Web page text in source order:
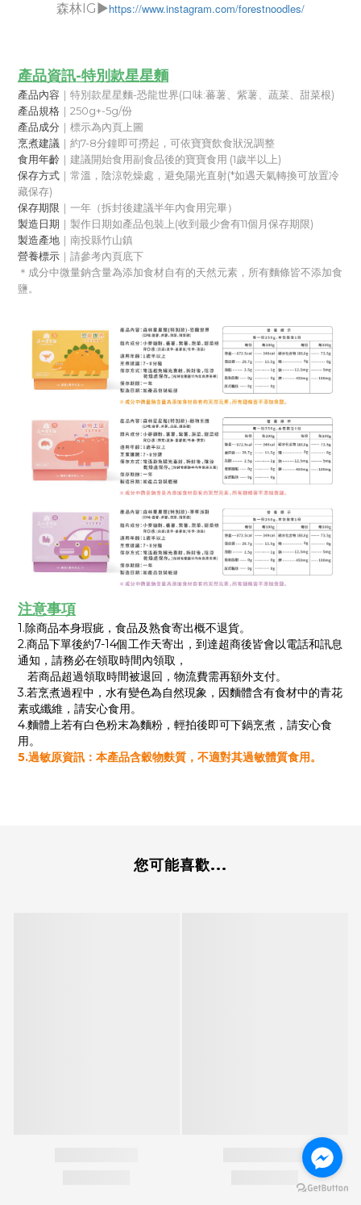
森林IG▶︎https://www.instagram.com/forestnoodles/
產品資訊-特別款星星麵
產品內容 ｜特別款星星麵-恐龍世界(口味:蕃薯、紫薯、蔬菜、甜菜根)
產品規格 ｜250g+-5g/份
產品成分 ｜標示為內頁上圖
烹煮建議 ｜約7-8分鐘即可撈起，可依寶寶飲食狀況調整
食用年齡 ｜建議開始食用副食品後的寶寶食用 (1歲半以上)
保存方式 ｜常溫，陰涼乾燥處，避免陽光直射(*如遇天氣轉換可放置冷
藏保存)
保存期限 ｜一年（拆封後建議半年內食用完畢）
製造日期 ｜製作日期如產品包裝上(收到最少會有11個月保存期限)
製造產地 ｜南投縣竹山鎮
營養標示 ｜請參考內頁底下
＊成分中微量鈉含量為添加食材自有的天然元素，所有麵條皆不添加食
鹽。
注意事項
1.除商品本身瑕疵，食品及熟食寄出概不退貨。
2.商品下單後約7-14個工作天寄出，到達超商後皆會以電話和訊息
通知，請務必在領取時間內領取，
若商品超過領取時間被退回，物流費需再額外支付。
3.若烹煮過程中，水有變色為自然現象，因麵體含有食材中的青花
素或纖維，請安心食用。
4.麵體上若有白色粉末為麵粉，輕拍後即可下鍋烹煮，請安心食
用。
5.過敏原資訊：本產品含穀物麩質，不適對其過敏體質食用。
您可能喜歡...